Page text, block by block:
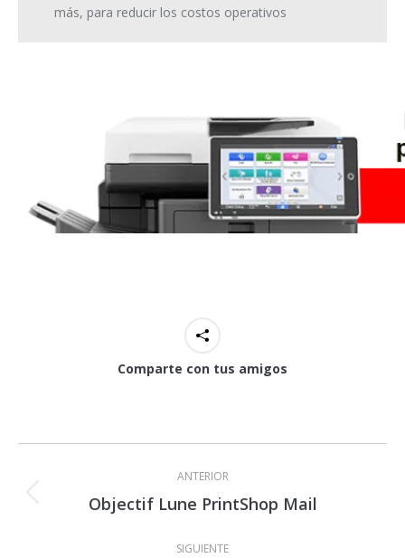
más, para reducir los costos operativos
Comparte con tus amigos
Navegación
entre
proyectos
ANTERIOR
Proyecto
Objectif Lune PrintShop Mail
SIGUIENTE